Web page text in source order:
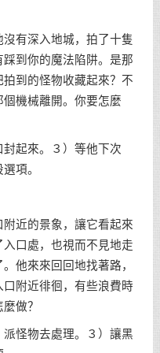
有深入地城，拍了十隻
到你的魔法陷阱。是那
到的怪物收藏起來？不
機械離開。你要怎麼
封起來。３）等他下次
項。
近的景象，讓它看起來
口處，也視而不見地走
他來來回回地找著路，
附近徘徊，有些浪費時
做？
怪物去處理。３）讓黑